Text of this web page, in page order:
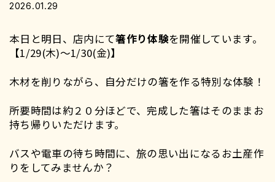
2026.01.29
本日と明日、店内にて箸作り体験を開催しています。
【1/29(木)〜1/30(金)】
木材を削りながら、自分だけの箸を作る特別な体験！
所要時間は約２０分ほどで、完成した箸はそのままお
持ち帰りいただけます。
バスや電車の待ち時間に、旅の思い出になるお土産作
りをしてみませんか？